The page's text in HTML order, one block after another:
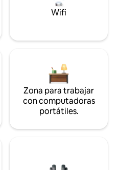
Wifi
Zona para trabajar
con computadoras
portátiles.